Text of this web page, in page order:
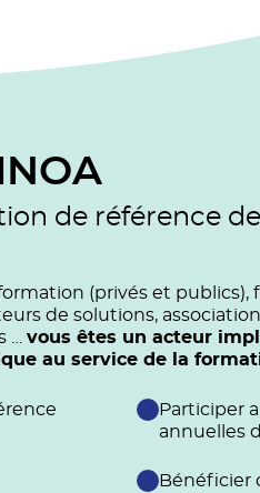
de référence
(privés et publics),
de solutions,
… vous êtes un acteur
au service de la
Participer
annuelles
Bénéficier